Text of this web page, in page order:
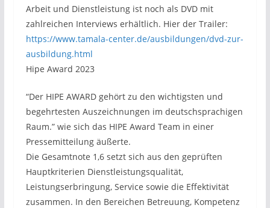
Arbeit und Dienstleistung ist noch als DVD mit
zahlreichen Interviews erhältlich. Hier der Trailer:
https://www.tamala-center.de/ausbildungen/dvd-zur-
ausbildung.html
Hipe Award 2023
“Der HIPE AWARD gehört zu den wichtigsten und
begehrtesten Auszeichnungen im deutschsprachigen
Raum.” wie sich das HIPE Award Team in einer
Pressemitteilung äußerte.
Die Gesamtnote 1,6 setzt sich aus den geprüften
Hauptkriterien Dienstleistungsqualität,
Leistungserbringung, Service sowie die Effektivität
zusammen. In den Bereichen Betreuung, Kompetenz